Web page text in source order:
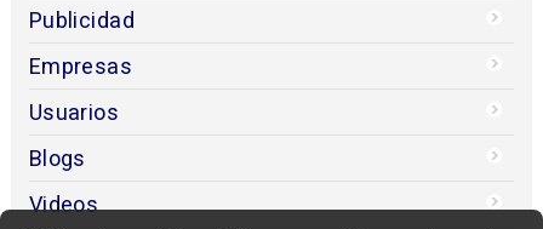
Publicidad
Empresas
Usuarios
Blogs
Videos